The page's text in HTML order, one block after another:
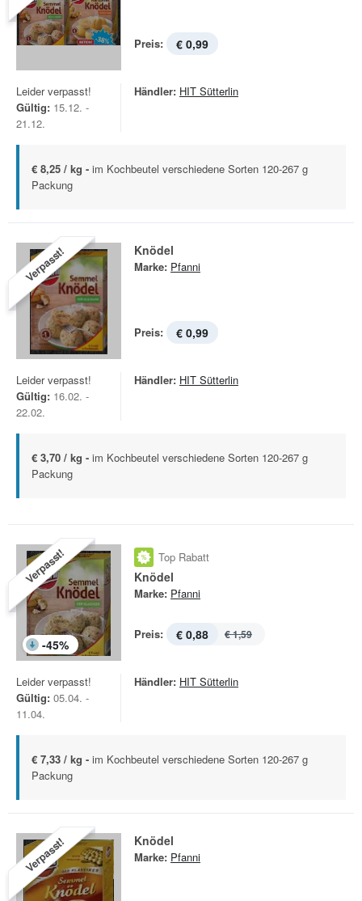
Preis: € 0,99
Leider verpasst!
Gültig: 15.12. -
21.12.
Händler: HIT Sütterlin
€ 8,25 / kg - im Kochbeutel verschiedene Sorten 120-267 g
Packung
Verpasst! Knödel
Marke: Pfanni
Preis: € 0,99
Leider verpasst!
Gültig: 16.02. -
22.02.
Händler: HIT Sütterlin
€ 3,70 / kg - im Kochbeutel verschiedene Sorten 120-267 g
Packung
Verpasst!
-45%
Top Rabatt
Knödel
Marke: Pfanni
Preis: € 0,88 € 1,59
Leider verpasst!
Gültig: 05.04. -
11.04.
Händler: HIT Sütterlin
€ 7,33 / kg - im Kochbeutel verschiedene Sorten 120-267 g
Packung
Verpasst! Knödel
Marke: Pfanni